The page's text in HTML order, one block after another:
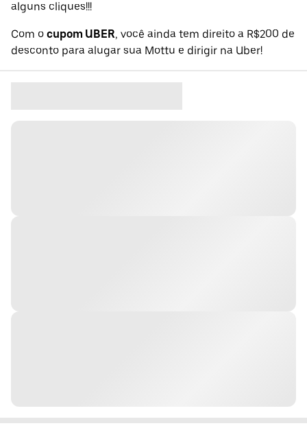
alguns cliques!!!
Com o cupom UBER, você ainda tem direito a R$200 de
desconto para alugar sua Mottu e dirigir na Uber!